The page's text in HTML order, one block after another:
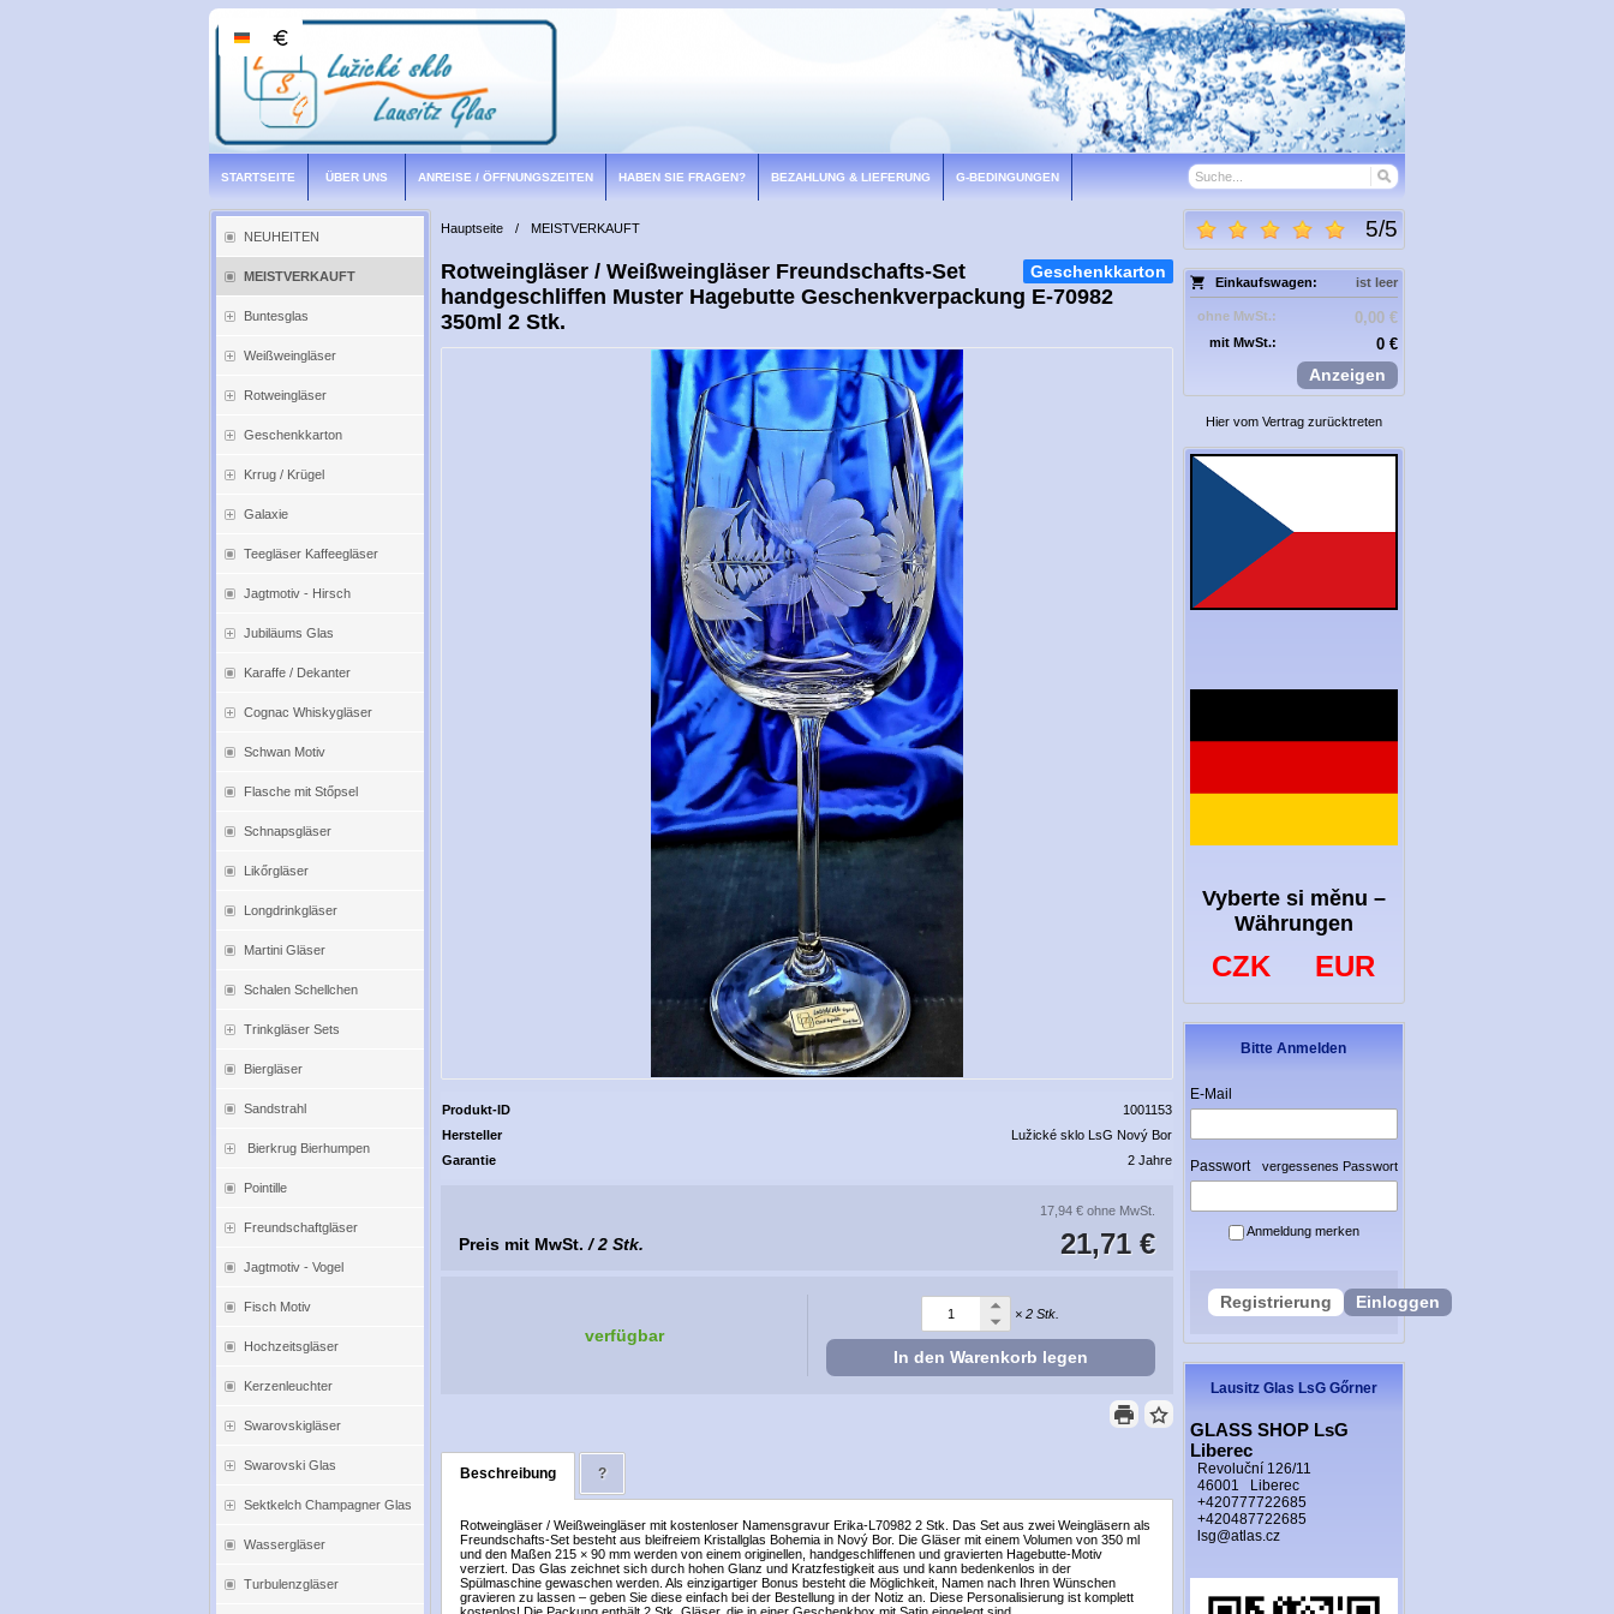
STARTSEITE ÜBER UNS ANREISE / ÖFFNUNGSZEITEN HABEN SIE FRAGEN? BEZAHLUNG & LIEFERUNG G-BEDINGUNGEN
NEUHEITEN
MEISTVERKAUFT
Buntesglas
Weißweingläser
Rotweingläser
Geschenkkarton
Krrug / Krügel
Galaxie
Teegläser Kaffeegläser
Jagtmotiv - Hirsch
Jubiläums Glas
Karaffe / Dekanter
Cognac Whiskygläser
Schwan Motiv
Flasche mit Stőpsel
Schnapsgläser
Likőrgläser
Longdrinkgläser
Martini Gläser
Schalen Schellchen
Trinkgläser Sets
Biergläser
Sandstrahl
Bierkrug Bierhumpen
Pointille
Freundschaftgläser
Jagtmotiv - Vogel
Fisch Motiv
Hochzeitsgläser
Kerzenleuchter
Swarovskigläser
Swarovski Glas
Sektkelch Champagner Glas
Wassergläser
Turbulenzgläser
5/5
Einkaufswagen: ist leer
ohne MwSt.: 0,00 €
mit MwSt.: 0 €
Anzeigen
Hier vom Vertrag zurücktreten
Vyberte si měnu –
Währungen
CZK EUR
Bitte Anmelden
E-Mail
Passwort vergessenes Passwort
Anmeldung merken
Registrierung Einloggen
Lausitz Glas LsG Gőrner
GLASS SHOP LsG
Liberec
Revoluční 126/11
46001 Liberec
+420777722685
+420487722685
lsg@atlas.cz
Hauptseite / MEISTVERKAUFT
Geschenkkarton
Rotweingläser / Weißweingläser Freundschafts-Set
handgeschliffen Muster Hagebutte Geschenkverpackung E-70982
350ml 2 Stk.
Produkt-ID
1001153
Hersteller
Lužické sklo LsG Nový Bor
Garantie
2 Jahre
17,94 € ohne MwSt.
21,71 €
Preis mit MwSt. / 2 Stk.
verfügbar
× 2 Stk.
In den Warenkorb legen
Beschreibung ?
Rotweingläser / Weißweingläser mit kostenloser Namensgravur Erika-L70982 2 Stk. Das Set aus zwei Weingläsern als
Freundschafts-Set besteht aus bleifreiem Kristallglas Bohemia in Nový Bor. Die Gläser mit einem Volumen von 350 ml
und den Maßen 215 × 90 mm werden von einem originellen, handgeschliffenen und gravierten Hagebutte-Motiv
verziert. Das Glas zeichnet sich durch hohen Glanz und Kratzfestigkeit aus und kann bedenkenlos in der
Spülmaschine gewaschen werden. Als einzigartiger Bonus besteht die Möglichkeit, Namen nach Ihren Wünschen
gravieren zu lassen – geben Sie diese einfach bei der Bestellung in der Notiz an. Diese Personalisierung ist komplett
kostenlos! Die Packung enthält 2 Stk. Gläser, die in einer Geschenkbox mit Satin eingelegt sind.